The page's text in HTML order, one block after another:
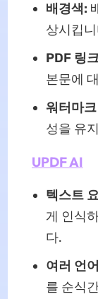
배경색:
상시킵
PDF 링
본문에
워터마
성을 유
UPDF AI
텍스트
게 인식
다.
여러 언
를 순식